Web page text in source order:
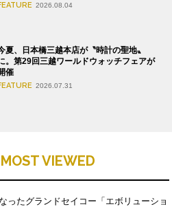
2026.08.04
夏、日本橋三越本店が〝時計の聖地〟
。第29回三越ワールドウォッチフェアが
催
2026.07.31
MOST VIEWED
ったグランドセイコー「エボリューショ